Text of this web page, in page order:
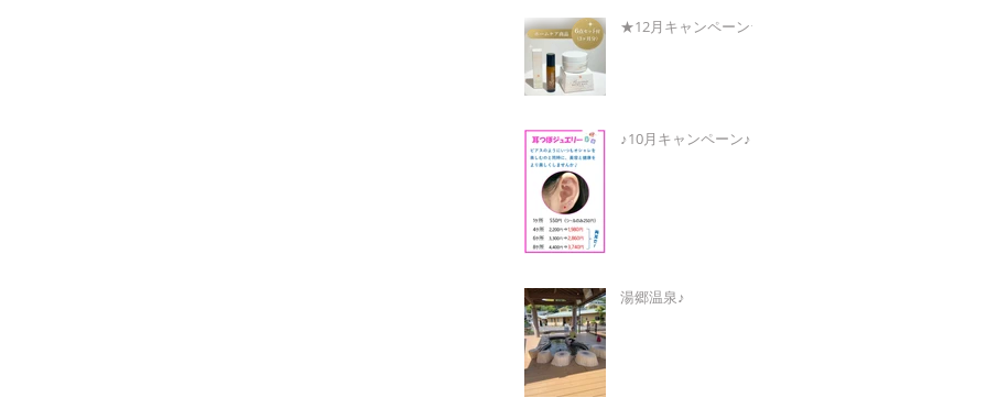
★12月キャンペーン★
♪10月キャンペーン♪
湯郷温泉♪